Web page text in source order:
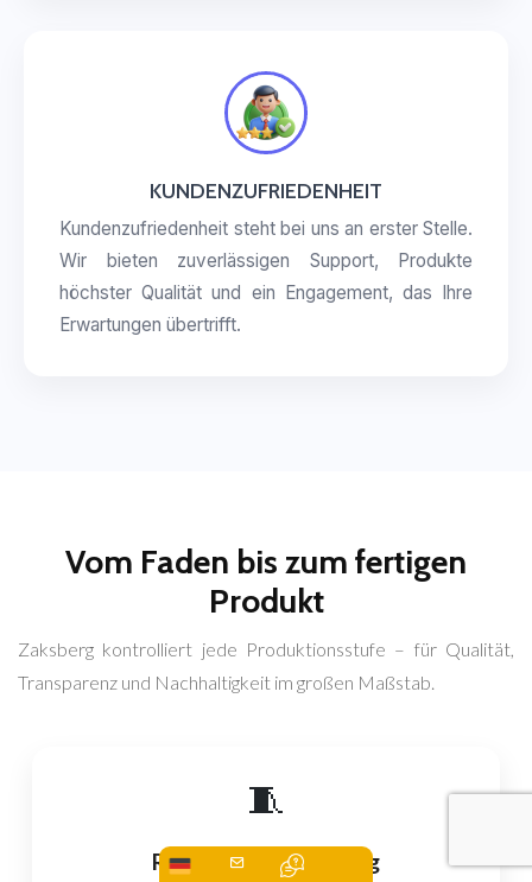
KUNDENZUFRIEDENHEIT
Kundenzufriedenheit steht bei uns an erster Stelle.
Wir bieten zuverlässigen Support, Produkte
höchster Qualität und ein Engagement, das Ihre
Erwartungen übertrifft.
Vom Faden bis zum fertigen
Produkt
Zaksberg kontrolliert jede Produktionsstufe – für Qualität,
Transparenz und Nachhaltigkeit im großen Maßstab.
🧵
Rohstoffbeschaffung